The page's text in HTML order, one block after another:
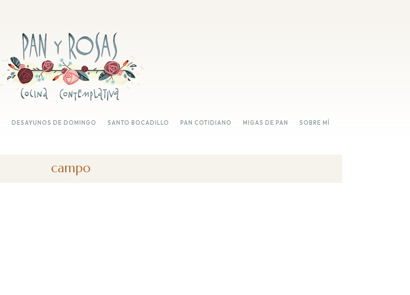
DESAYUNOS DE DOMINGO SANTO BOCADILLO PAN COTIDIANO MIGAS DE PAN SOBRE MÍ
campo